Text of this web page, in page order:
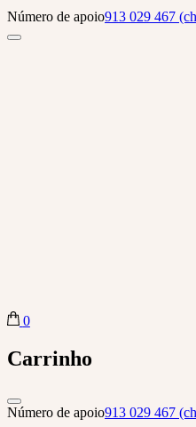
Número de apoio913 029 467
Biba Concept Store
0
Carrinho
Número de apoio913 029 467